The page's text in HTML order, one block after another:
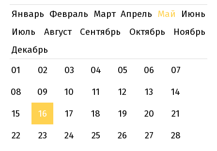
Январь Февраль Март Апрель Май
Июнь
Июль
Август Сентябрь Октябрь
Ноябрь
Декабрь
01
02 03 04 05 06
07
08
09 10 11 12 13
14
15
16 17 18 19 20
21
22
23 24 25 26 27
28